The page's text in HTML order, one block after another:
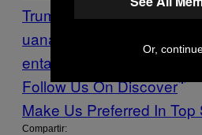
Trump
Drogas Features
uana
enta de drogas
Follow Us On Discover
Make Us Preferred In Top
Compartir:
Or,